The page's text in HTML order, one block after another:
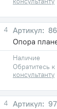
4
Опора
Наличие
Обратитесь к
консультанту
4